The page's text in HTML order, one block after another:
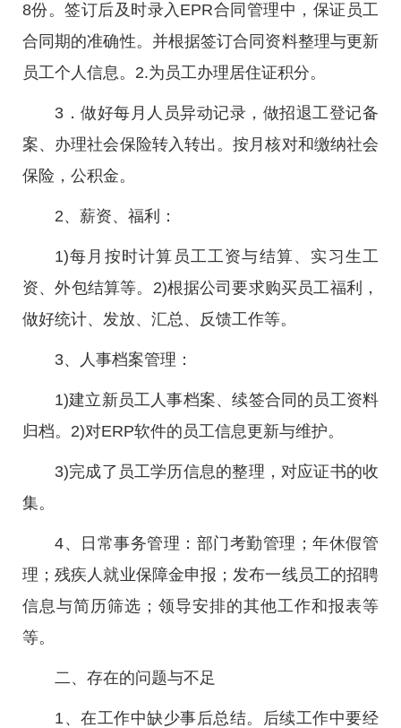
8份。签订后及时录入EPR合同管理中，保证员工
合同期的准确性。并根据签订合同资料整理与更新
员工个人信息。2.为员工办理居住证积分。
3．做好每月人员异动记录，做招退工登记备
案、办理社会保险转入转出。按月核对和缴纳社会
保险，公积金。
2、薪资、福利：
1)每月按时计算员工工资与结算、实习生工
资、外包结算等。2)根据公司要求购买员工福利，
做好统计、发放、汇总、反馈工作等。
3、人事档案管理：
1)建立新员工人事档案、续签合同的员工资料
归档。2)对ERP软件的员工信息更新与维护。
3)完成了员工学历信息的整理，对应证书的收
集。
4、日常事务管理：部门考勤管理；年休假管
理；残疾人就业保障金申报；发布一线员工的招聘
信息与简历筛选；领导安排的其他工作和报表等
等。
二、存在的问题与不足
1、在工作中缺少事后总结。后续工作中要经